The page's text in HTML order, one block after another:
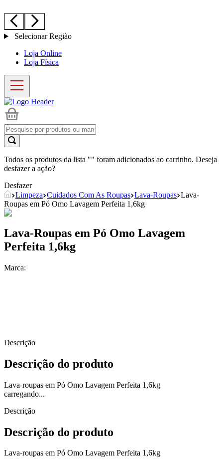
Selecionar Região
Loja Online
Loja Física
Todos os produtos da lista "" foram adicionados ao carrinho. Deseja
desfazer a ação?
Desfazer
Limpeza Cuidados Com As Roupas Lava-Roupas Lava-
Roupas em Pó Omo Lavagem Perfeita 1,6kg
Lava-Roupas em Pó Omo Lavagem
Perfeita 1,6kg
Marca:
Descrição
Descrição do produto
Lava-roupas em Pó Omo Lavagem Perfeita 1,6kg
carregando...
Descrição
Descrição do produto
Lava-roupas em Pó Omo Lavagem Perfeita 1,6kg